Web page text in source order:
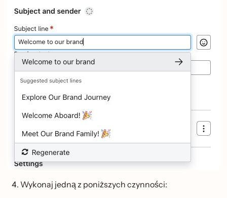
Wykonaj jedną z poniższych czynności: